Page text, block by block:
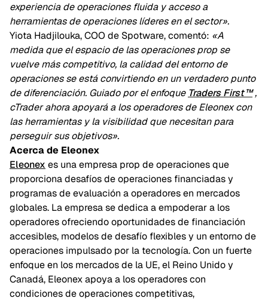
experiencia de operaciones fluida y acceso a
herramientas de operaciones líderes en el sector».
Yiota Hadjilouka, COO de Spotware, comentó: «A
medida que el espacio de las operaciones prop se
vuelve más competitivo, la calidad del entorno de
operaciones se está convirtiendo en un verdadero punto
de diferenciación. Guiado por el enfoque Traders First™,
cTrader ahora apoyará a los operadores de Eleonex con
las herramientas y la visibilidad que necesitan para
perseguir sus objetivos».
Acerca de Eleonex
Eleonex es una empresa prop de operaciones que
proporciona desafíos de operaciones financiadas y
programas de evaluación a operadores en mercados
globales. La empresa se dedica a empoderar a los
operadores ofreciendo oportunidades de financiación
accesibles, modelos de desafío flexibles y un entorno de
operaciones impulsado por la tecnología. Con un fuerte
enfoque en los mercados de la UE, el Reino Unido y
Canadá, Eleonex apoya a los operadores con
condiciones de operaciones competitivas,